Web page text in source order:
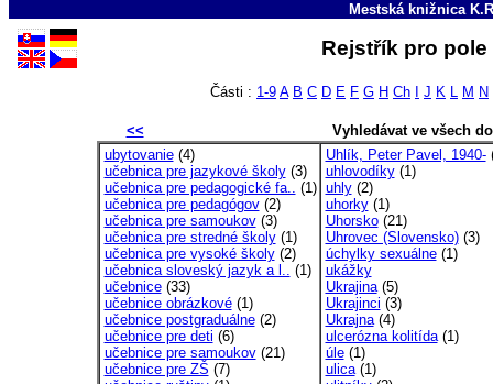
Mestská knižnica
Rejstřík pro
Části : 1-9 A B C D E F G H Ch J K L M N
<<
Vyhledávat ve všech
ubytovanie(4)
učebnica pre jazykové školy(3)
učebnica pre pedagogické fa.. (1)
učebnica pre pedagógov(2)
učebnica pre samoukov(3)
učebnica pre stredné školy(1)
učebnica pre vysoké školy(2)
učebnica sloveský jazyk a l.. (1)
učebnice(33)
učebnice obrázkové(1)
učebnice postgraduálne(2)
učebnice pre deti (6)
učebnice pre samoukov(21)
učebnice pre ZŠ (7)
Uhlík, Peter Pavel, 1940-
uhlovodíky(1)
uhly(2)
uhorky(1)
Uhorsko(21)
Uhrovec (Slovensko)(3)
úchylky sexuálne(1)
ukážky
Ukrajina(5)
Ukrajinci (3)
Ukrajna(4)
ulcerózna kolitída(1)
úle(1)
ulica(1)